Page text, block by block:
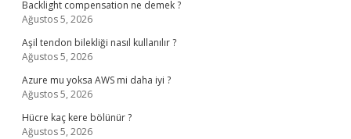
Backlight compensation ne demek ?
Ağustos 5, 2026
Aşil tendon bilekliği nasıl kullanılır ?
Ağustos 5, 2026
Azure mu yoksa AWS mi daha iyi ?
Ağustos 5, 2026
Hücre kaç kere bölünür ?
Ağustos 5, 2026